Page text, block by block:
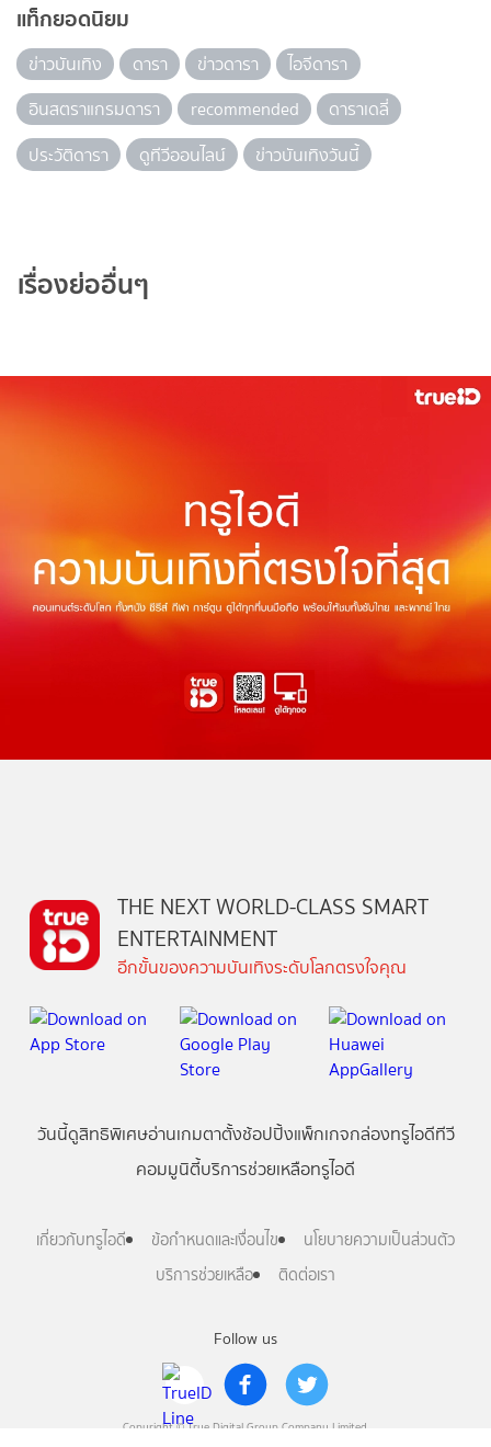
แท็กยอดนิยม
ข่าวบันเทิง ดารา ข่าวดารา
ไอจีดารา
อินสตราแกรมดารา
recommended
ดาราเดลี่
ประวัติดารา
ดูทีวีออนไลน์ ข่าวบันเทิงวันนี้
เรื่องย่ออื่นๆ
Follow us
Copyright © True Digital Group Company Limited.
THE NEXT WORLD-CLASS SMART
ENTERTAINMENT
อีกขั้นของความบันเทิงระดับโลกตรงใจคุณ
วันนี้ดูสิทธิพิเศษอ่านเกมตาตั้งช้อปปิ้งแพ็กเกจกล่องทรูไอดีทีวี
คอมมูนิตี้บริการช่วยเหลือทรูไอดี
เกี่ยวกับทรูไอดี ข้อกำหนดและเงื่อนไข
นโยบายความเป็นส่วนตัว
บริการช่วยเหลือ
ติดต่อเรา